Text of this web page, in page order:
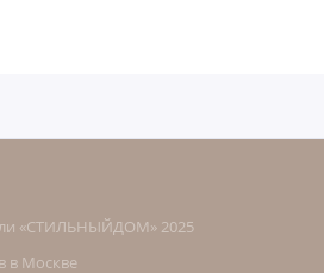
«СТИЛЬНЫЙДОМ» 2025
в Москве